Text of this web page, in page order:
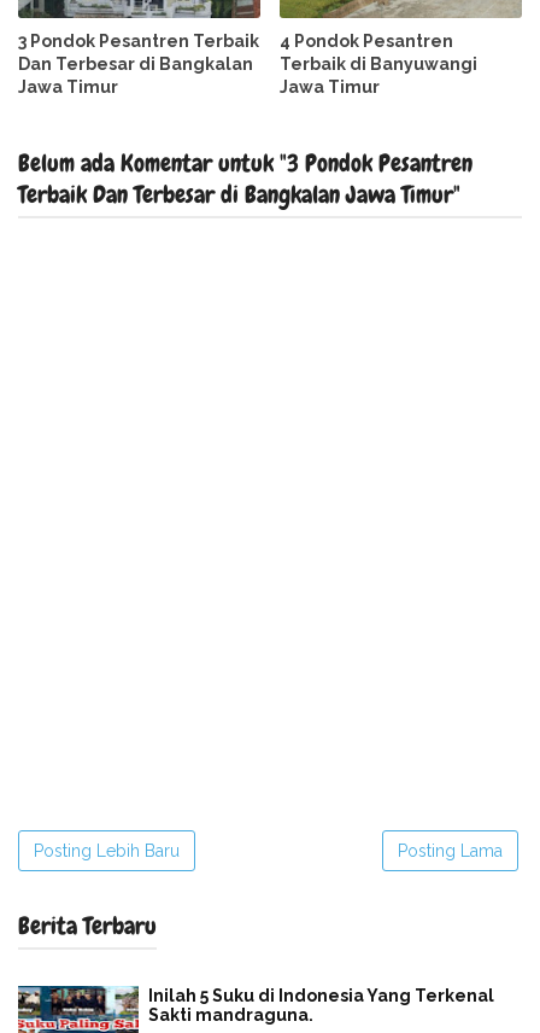
3 Pondok Pesantren Terbaik
Dan Terbesar di Bangkalan
Jawa Timur
4 Pondok Pesantren
Terbaik di Banyuwangi
Jawa Timur
Belum ada Komentar untuk "3 Pondok Pesantren
Terbaik Dan Terbesar di Bangkalan Jawa Timur"
Posting Lebih Baru Posting Lama
Berita Terbaru
Inilah 5 Suku di Indonesia Yang Terkenal
Sakti mandraguna.